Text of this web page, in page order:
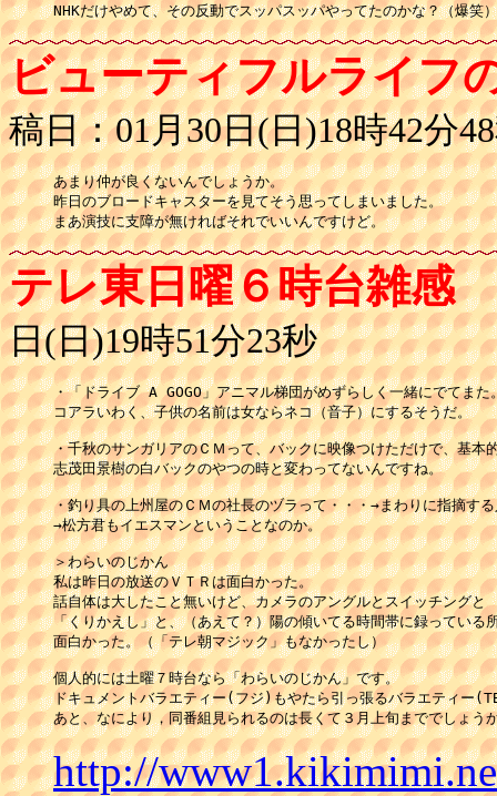
ビューティフルライフ
稿日：01月30日(日)18時42分
あまり仲が良くないんでしょうか。
昨日のブロードキャスターを見てそう思ってしまいました。
まあ演技に支障が無ければそれでいいんですけど。
テレ東日曜６時台雑感
日(日)19時51分23秒
・「ドライブ A GOGO」アニマル梯団がめずらしく一緒にでてまた
コアラいわく、子供の名前は女ならネコ（音子）にするそうだ。
・千秋のサンガリアのＣＭって、バックに映像つけただけで、基本
志茂田景樹の白バックのやつの時と変わってないんですね。
・釣り具の上州屋のＣＭの社長のヅラって・・・→まわりに指摘す
→松方君もイエスマンということなのか。
＞わらいのじかん
私は昨日の放送のＶＴＲは面白かった。
話自体は大したこと無いけど、カメラのアングルとスイッチングと
「くりかえし」と、（あえて？）陽の傾いてる時間帯に録っている
面白かった。（「テレ朝マジック」もなかったし）
個人的には土曜７時台なら「わらいのじかん」です。
ドキュメントバラエティー(フジ)もやたら引っ張るバラエティー
あと、なにより，同番組見られるのは長くて３月上旬まででしょう
http://